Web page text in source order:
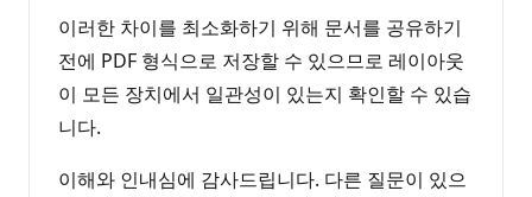
이러한 차이를 최소화하기 위해 문서를 공유하기
전에 PDF 형식으로 저장할 수 있으므로 레이아웃
이 모든 장치에서 일관성이 있는지 확인할 수 있습
니다.
이해와 인내심에 감사드립니다. 다른 질문이 있으